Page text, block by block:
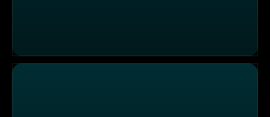
Die Formel 1 zieht ins Miniaturwunderland ein